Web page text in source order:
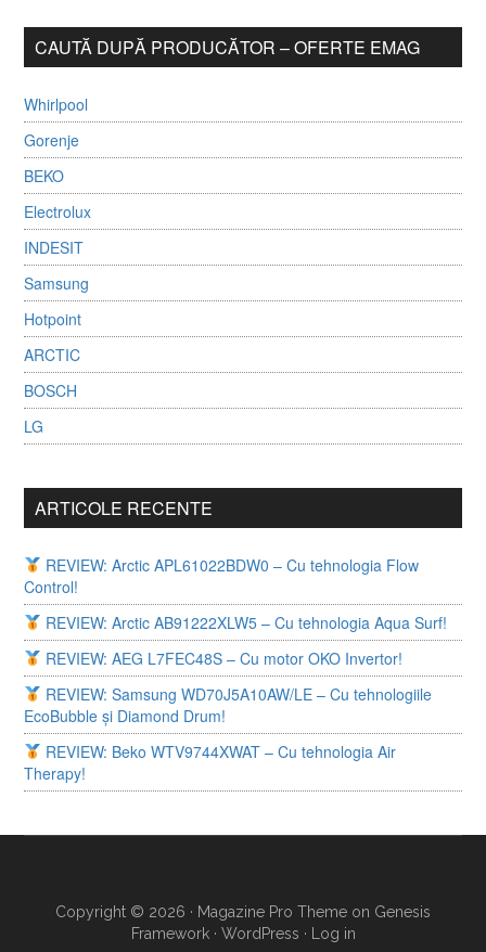
CAUTĂ DUPĂ PRODUCĂTOR – OFERTE EMAG
Whirlpool
Gorenje
BEKO
Electrolux
INDESIT
Samsung
Hotpoint
ARCTIC
BOSCH
LG
ARTICOLE RECENTE
REVIEW: Arctic APL61022BDW0 – Cu tehnologia Flow
Control!
REVIEW: Arctic AB91222XLW5 – Cu tehnologia Aqua Surf!
REVIEW: AEG L7FEC48S – Cu motor OKO Invertor!
REVIEW: Samsung WD70J5A10AW/LE – Cu tehnologiile
EcoBubble și Diamond Drum!
REVIEW: Beko WTV9744XWAT – Cu tehnologia Air
Therapy!
Copyright © 2026 · Magazine Pro Theme on Genesis
Framework· WordPress · Log in